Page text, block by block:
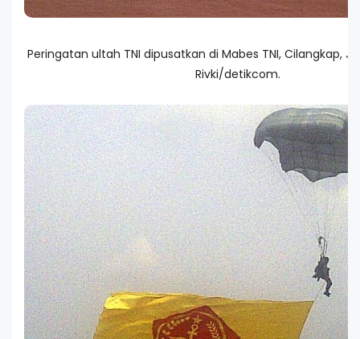
Peringatan ultah TNI dipusatkan di Mabes TNI, Cilangkap,
Rivki/detikcom.